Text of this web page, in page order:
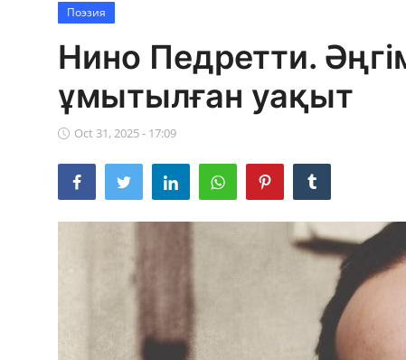
Бір ауыз сөз
Бейнебаян
Поэзия
Нино Педретти.
ұмытылған уақыт
Oct 31, 2025 - 17:09